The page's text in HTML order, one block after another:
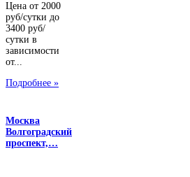
Цена от 2000
руб/сутки до
3400 руб/
сутки в
зависимости
от...
Подробнее »
Москва
Волгоградский
проспект,…